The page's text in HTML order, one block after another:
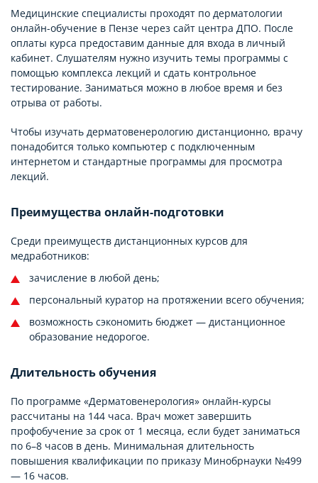
Медицинские специалисты проходят по дерматологии
онлайн-обучение в Пензе через сайт центра ДПО. После
оплаты курса предоставим данные для входа в личный
кабинет. Слушателям нужно изучить темы программы с
помощью комплекса лекций и сдать контрольное
тестирование. Заниматься можно в любое время и без
отрыва от работы.
Чтобы изучать дерматовенерологию дистанционно, врачу
понадобится только компьютер с подключенным
интернетом и стандартные программы для просмотра
лекций.
Преимущества онлайн-подготовки
Среди преимуществ дистанционных курсов для
медработников:
зачисление в любой день;
персональный куратор на протяжении всего обучения;
возможность сэкономить бюджет — дистанционное
образование недорогое.
Длительность обучения
По программе «Дерматовенерология» онлайн-курсы
рассчитаны на 144 часа. Врач может завершить
профобучение за срок от 1 месяца, если будет заниматься
по 6–8 часов в день. Минимальная длительность
повышения квалификации по приказу Минобрнауки №499
— 16 часов.